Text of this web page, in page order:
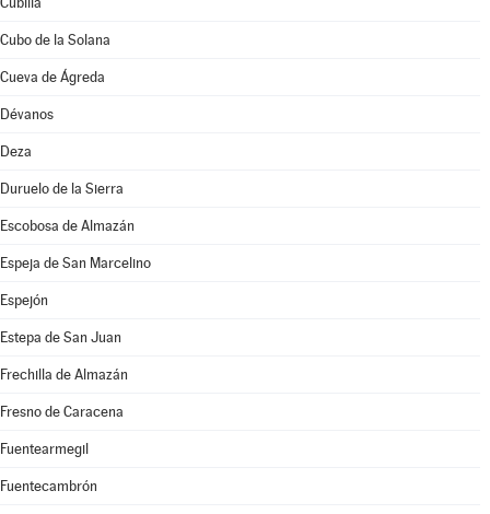
Cubo de la Solana
Cueva de Ágreda
Dévanos
Deza
Duruelo de la Sierra
Escobosa de Almazán
Espeja de San Marcelino
Espejón
Estepa de San Juan
Frechilla de Almazán
Fresno de Caracena
Fuentearmegil
Fuentecambrón